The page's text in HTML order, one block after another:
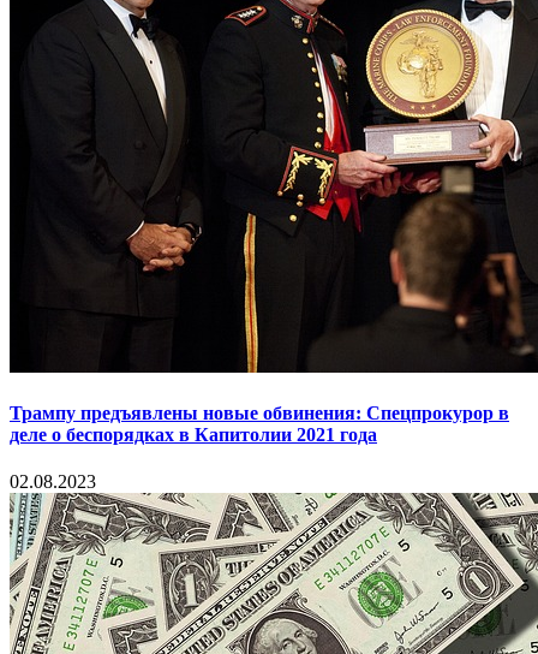
Трампу предъявлены новые обвинения: Спецпрокурор в
деле о беспорядках в Капитолии 2021 года
02.08.2023